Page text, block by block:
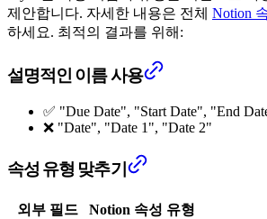
제안합니다. 자세한 내용은 전체 Notion
하세요. 최적의 결과를 위해:
설명적인 이름 사용
✅ "Due Date", "Start Date", "End
❌ "Date", "Date 1", "Date 2"
속성 유형 맞추기
외부 필드
Notion 속성 유형